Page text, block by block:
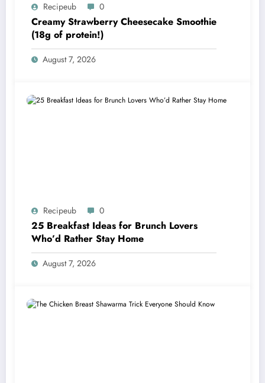
Recipeub 0
Creamy Strawberry Cheesecake Smoothie
(18g of protein!)
August 7, 2026
Recipeub 0
25 Breakfast Ideas for Brunch Lovers
Who’d Rather Stay Home
August 7, 2026